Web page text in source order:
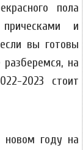
пола
и
вы готовы
на
2023 стоит
новом году на